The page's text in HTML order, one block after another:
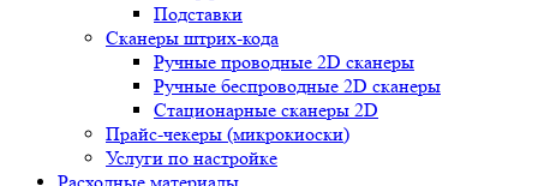
Подставки
Сканеры штрих-кода
Ручные проводные 2D сканеры
Ручные беспроводные 2D сканеры
Стационарные сканеры 2D
Прайс-чекеры (микрокиоски)
Услуги по настройке